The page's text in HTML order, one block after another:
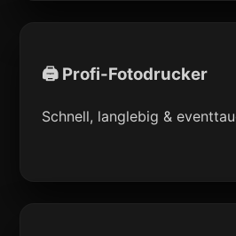
🖨 Profi-Fotodrucker
Schnell, langlebig &